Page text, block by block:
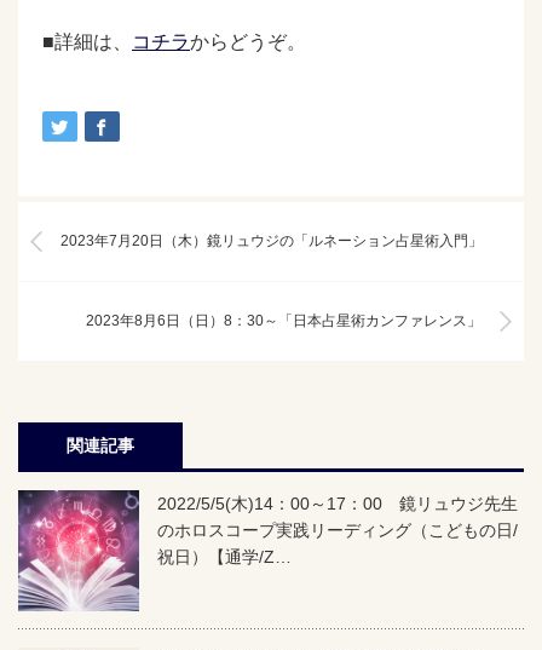
■詳細は、 コチラからどうぞ。
2023年7月20日（木）鏡リュウジの「ルネーション占星術入門」
2023年8月6日（日）8：30～「日本占星術カンファレンス」
関連記事
2022/5/5(木)14：00～17：00 鏡リュウジ先生
のホロスコープ実践リーディング（こどもの日/
祝日）【通学/Z…